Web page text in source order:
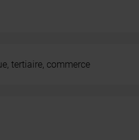
tertiaire, commerce